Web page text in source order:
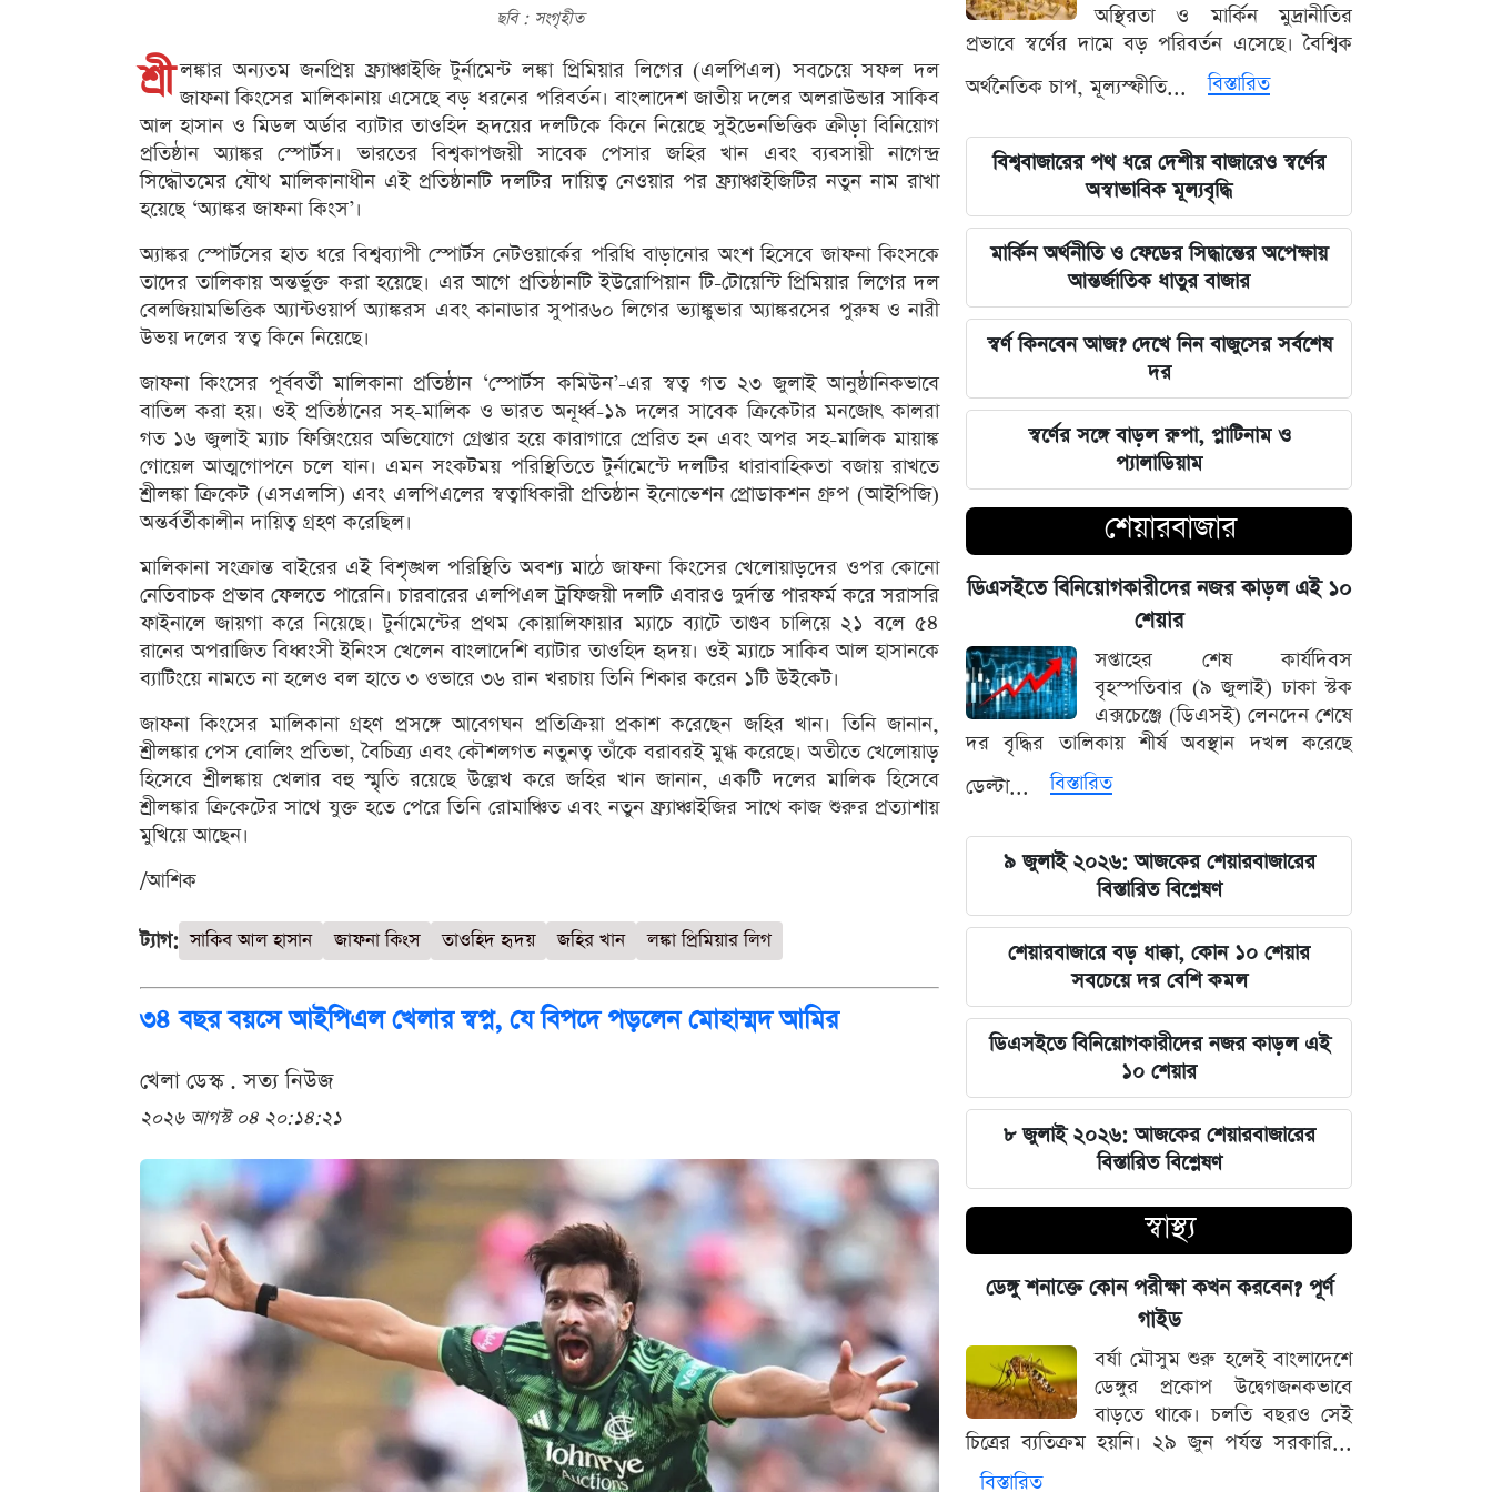
ছবি : সংগৃহীত
শ্রী লঙ্কার অন্যতম জনপ্রিয় ফ্র্যাঞ্চাইজি টুর্নামেন্ট লঙ্কা প্রিমিয়ার লিগের (এলপিএল) সবচেয়ে সফল দল
জাফনা কিংসের মালিকানায় এসেছে বড় ধরনের পরিবর্তন। বাংলাদেশ জাতীয় দলের অলরাউন্ডার সাকিব
আল হাসান ও মিডল অর্ডার ব্যাটার তাওহিদ হৃদয়ের দলটিকে কিনে নিয়েছে সুইডেনভিত্তিক ক্রীড়া বিনিয়োগ
প্রতিষ্ঠান অ্যাঙ্কর স্পোর্টস। ভারতের বিশ্বকাপজয়ী সাবেক পেসার জহির খান এবং ব্যবসায়ী নাগেন্দ্র
সিদ্ধৌতমের যৌথ মালিকানাধীন এই প্রতিষ্ঠানটি দলটির দায়িত্ব নেওয়ার পর ফ্র্যাঞ্চাইজিটির নতুন নাম রাখা
হয়েছে ‘অ্যাঙ্কর জাফনা কিংস’।
অ্যাঙ্কর স্পোর্টসের হাত ধরে বিশ্বব্যাপী স্পোর্টস নেটওয়ার্কের পরিধি বাড়ানোর অংশ হিসেবে জাফনা কিংসকে
তাদের তালিকায় অন্তর্ভুক্ত করা হয়েছে। এর আগে প্রতিষ্ঠানটি ইউরোপিয়ান টি-টোয়েন্টি প্রিমিয়ার লিগের দল
বেলজিয়ামভিত্তিক অ্যান্টওয়ার্প অ্যাঙ্করস এবং কানাডার সুপার৬০ লিগের ভ্যাঙ্কুভার অ্যাঙ্করসের পুরুষ ও নারী
উভয় দলের স্বত্ব কিনে নিয়েছে।
জাফনা কিংসের পূর্ববর্তী মালিকানা প্রতিষ্ঠান ‘স্পোর্টস কমিউন’-এর স্বত্ব গত ২৩ জুলাই আনুষ্ঠানিকভাবে
বাতিল করা হয়। ওই প্রতিষ্ঠানের সহ-মালিক ও ভারত অনূর্ধ্ব-১৯ দলের সাবেক ক্রিকেটার মনজোৎ কালরা
গত ১৬ জুলাই ম্যাচ ফিক্সিংয়ের অভিযোগে গ্রেপ্তার হয়ে কারাগারে প্রেরিত হন এবং অপর সহ-মালিক মায়াঙ্ক
গোয়েল আত্মগোপনে চলে যান। এমন সংকটময় পরিস্থিতিতে টুর্নামেন্টে দলটির ধারাবাহিকতা বজায় রাখতে
শ্রীলঙ্কা ক্রিকেট (এসএলসি) এবং এলপিএলের স্বত্বাধিকারী প্রতিষ্ঠান ইনোভেশন প্রোডাকশন গ্রুপ (আইপিজি)
অন্তর্বর্তীকালীন দায়িত্ব গ্রহণ করেছিল।
মালিকানা সংক্রান্ত বাইরের এই বিশৃঙ্খল পরিস্থিতি অবশ্য মাঠে জাফনা কিংসের খেলোয়াড়দের ওপর কোনো
নেতিবাচক প্রভাব ফেলতে পারেনি। চারবারের এলপিএল ট্রফিজয়ী দলটি এবারও দুর্দান্ত পারফর্ম করে সরাসরি
ফাইনালে জায়গা করে নিয়েছে। টুর্নামেন্টের প্রথম কোয়ালিফায়ার ম্যাচে ব্যাটে তাণ্ডব চালিয়ে ২১ বলে ৫৪
রানের অপরাজিত বিধ্বংসী ইনিংস খেলেন বাংলাদেশি ব্যাটার তাওহিদ হৃদয়। ওই ম্যাচে সাকিব আল হাসানকে
ব্যাটিংয়ে নামতে না হলেও বল হাতে ৩ ওভারে ৩৬ রান খরচায় তিনি শিকার করেন ১টি উইকেট।
জাফনা কিংসের মালিকানা গ্রহণ প্রসঙ্গে আবেগঘন প্রতিক্রিয়া প্রকাশ করেছেন জহির খান। তিনি জানান,
শ্রীলঙ্কার পেস বোলিং প্রতিভা, বৈচিত্র্য এবং কৌশলগত নতুনত্ব তাঁকে বরাবরই মুগ্ধ করেছে। অতীতে খেলোয়াড়
হিসেবে শ্রীলঙ্কায় খেলার বহু স্মৃতি রয়েছে উল্লেখ করে জহির খান জানান, একটি দলের মালিক হিসেবে
শ্রীলঙ্কার ক্রিকেটের সাথে যুক্ত হতে পেরে তিনি রোমাঞ্চিত এবং নতুন ফ্র্যাঞ্চাইজির সাথে কাজ শুরুর প্রত্যাশায়
মুখিয়ে আছেন।
/আশিক
ট্যাগ: সাকিব আল হাসান জাফনা কিংস তাওহিদ হৃদয় জহির খান লঙ্কা প্রিমিয়ার লিগ
৩৪ বছর বয়সে আইপিএল খেলার স্বপ্ন, যে বিপদে পড়লেন মোহাম্মদ আমির
খেলা ডেস্ক . সত্য নিউজ
২০২৬ আগস্ট ০৪ ২০:১৪:২১
সালমানের অবয়ব পরিবর্তনের আসল কারণ
ও ষাটোর্ধ্বদের ওজন কমানোর সঠিক নিয়ম
৫ আগস্ট বিজয়ের দিন, ভিন্নমত যেন
রহমান
নিজস্ব অর্থায়নে খালের ওপর বাঁশের সাঁকো
বানিয়ে দিলেন ইউপি চেয়ারম্যান পদপ্রার্থী
শেখ আলমগীর
কেন্দ্রীয় নির্বাহী কমিটির বৈঠকে মঞ্জুরুল
আহসান মুন্সীর উপস্থিতি ঘিরে চাঙ্গা দেবিদ্বার
বিএনপি
ফটিকছড়িতে ব্যবসায়ীকে হত্যাচেষ্টাসহ
একাধিক মামলার আসামি আজম নুর গ্রেপ্তার
দেশের ১২ জেলার জন্য দুঃসংবাদ, নদ-
নদীর পানি নিয়ে নতুন উদ্বেগ
প্রশাসনিক সংকট ও আন্তর্জাতিক চাপ:
ট্রাম্পের বড় রাজনৈতিক ধাক্কা
৩৪ বছর বয়সে আইপিএল খেলার স্বপ্ন, যে
বিপদে পড়লেন মোহাম্মদ আমির
পদত্যাগের হুমকি দিলে সরাসরি গ্রহণের
হুঁশিয়ারি, পেজেশকিয়ান-খামেনি দ্বন্দ্বে উত্তপ্ত
ইরান
৫ আগস্ট ঘিরে সারা দেশে কঠোর নজরদারি,
মাঠে নামানো হয়েছে একাধিক গোয়েন্দা দল
বাদ পড়ছে ৭ মার্চের ভাষণ ও বঙ্গবন্ধুর
প্রতিকৃতি টাঙানোর বাধ্যবাধকতা
সৌদি আরবের সাথে কৌশলগত দীর্ঘমেয়াদি
সম্পর্ক চান প্রধানমন্ত্রী তারেক রহমান
মার্কিন অর্থনীতি ও ফেডের সিদ্ধান্তের
অপেক্ষায় আন্তর্জাতিক ধাতুর বাজার
শেখ হাসিনার বক্তব্য প্রচারের আয়োজনে
সম্পৃক্ততা নেই দিল্লির: রণধীর জয়সোয়াল
সিট দখল ঘিরে আলিয়া মাদ্রাসায় ছাত্রদল-
শিবির রক্তক্ষয়ী সংঘর্ষ
মঙ্গলবারের পাঁচ ওয়াক্ত নামাজের সময়সূচি
অস্থিরতা ও মার্কিন মুদ্রানীতির
প্রভাবে স্বর্ণের দামে বড় পরিবর্তন এসেছে। বৈশ্বিক
অর্থনৈতিক চাপ, মূল্যস্ফীতি...
বিস্তারিত
বিশ্ববাজারের পথ ধরে দেশীয় বাজারেও স্বর্ণের
অস্বাভাবিক মূল্যবৃদ্ধি
মার্কিন অর্থনীতি ও ফেডের সিদ্ধান্তের অপেক্ষায়
আন্তর্জাতিক ধাতুর বাজার
স্বর্ণ কিনবেন আজ? দেখে নিন বাজুসের সর্বশেষ
দর
স্বর্ণের সঙ্গে বাড়ল রুপা, প্লাটিনাম ও
প্যালাডিয়াম
শেয়ারবাজার
ডিএসইতে বিনিয়োগকারীদের নজর কাড়ল এই ১০
শেয়ার
সপ্তাহের শেষ কার্যদিবস
বৃহস্পতিবার (৯ জুলাই) ঢাকা স্টক
এক্সচেঞ্জে (ডিএসই) লেনদেন শেষে
দর বৃদ্ধির তালিকায় শীর্ষ অবস্থান দখল করেছে
ডেল্টা...
বিস্তারিত
৯ জুলাই ২০২৬: আজকের শেয়ারবাজারের
বিস্তারিত বিশ্লেষণ
শেয়ারবাজারে বড় ধাক্কা, কোন ১০ শেয়ার
সবচেয়ে দর বেশি কমল
ডিএসইতে বিনিয়োগকারীদের নজর কাড়ল এই
১০ শেয়ার
৮ জুলাই ২০২৬: আজকের শেয়ারবাজারের
বিস্তারিত বিশ্লেষণ
স্বাস্থ্য
ডেঙ্গু শনাক্তে কোন পরীক্ষা কখন করবেন? পূর্ণ
গাইড
বর্ষা মৌসুম শুরু হলেই বাংলাদেশে
ডেঙ্গুর প্রকোপ উদ্বেগজনকভাবে
বাড়তে থাকে। চলতি বছরও সেই
চিত্রের ব্যতিক্রম হয়নি। ২৯ জুন পর্যন্ত সরকারি...
বিস্তারিত